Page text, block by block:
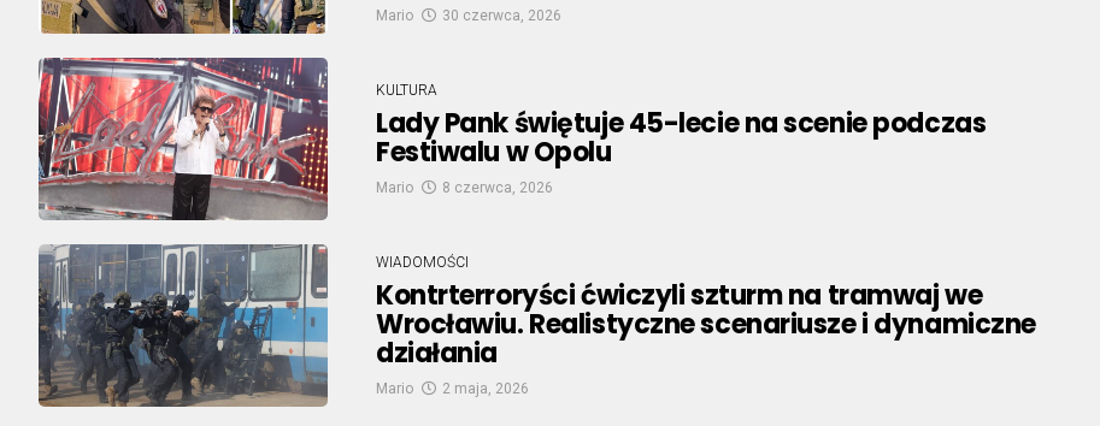
Mario 30 czerwca, 2026
KULTURA
Lady Pank świętuje 45-lecie na scenie podczas
Festiwalu w Opolu
Mario 8 czerwca, 2026
WIADOMOŚCI
Kontrterroryści ćwiczyli szturm na tramwaj we
Wrocławiu. Realistyczne scenariusze i dynamiczne
działania
Mario 2 maja, 2026